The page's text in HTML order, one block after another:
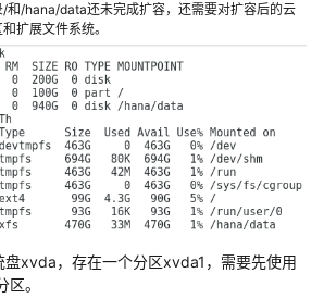
和/hana/data还未完成扩容，还需要对扩容后的云
扩展文件系统。
盘xvda，存在一个分区xvda1，需要先使用
。